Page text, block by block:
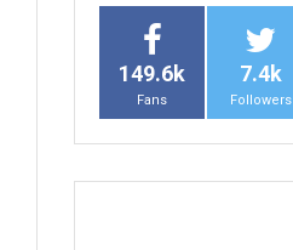
149.6k
Fans
7.4k
Followers